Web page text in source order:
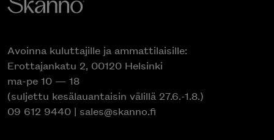
Avoinna kuluttajille ja ammattilaisille:
Erottajankatu 2, 00120 Helsinki
ma-pe 10 — 18
(suljettu kesälauantaisin välillä 27.6.-1.8.)
09 612 9440 | sales@skanno.fi